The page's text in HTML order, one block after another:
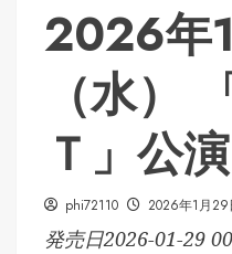
2026年
（水）
Ｔ」公演
phi72110 2026年1月29
発売日2026-01-29